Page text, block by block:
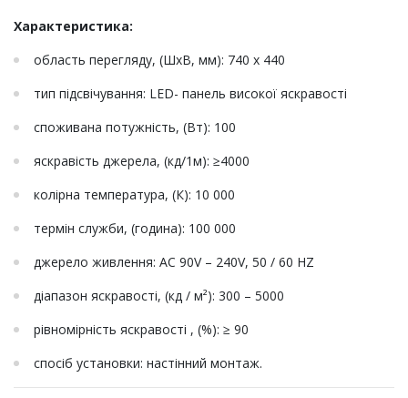
Характеристика:
область перегляду, (ШхВ, мм): 740 х 440
тип підсвічування: LED- панель високої яскравості
споживана потужність, (Вт): 100
яскравість джерела, (кд/1м): ≥4000
колірна температура, (К): 10 000
термін служби, (година): 100 000
джерело живлення: AC 90V – 240V, 50 / 60 HZ
діапазон яскравості, (кд / м²): 300 – 5000
рівномірність яскравості , (%): ≥ 90
спосіб установки: настінний монтаж.